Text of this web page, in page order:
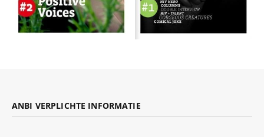
ANBI VERPLICHTE INFORMATIE